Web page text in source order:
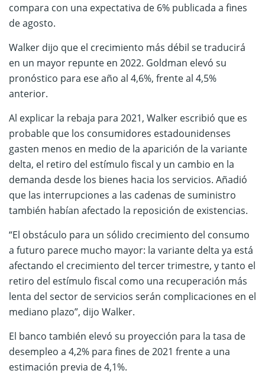
compara con una expectativa de 6% publicada a fines
de agosto.
Walker dijo que el crecimiento más débil se traducirá
en un mayor repunte en 2022. Goldman elevó su
pronóstico para ese año al 4,6%, frente al 4,5%
anterior.
Al explicar la rebaja para 2021, Walker escribió que es
probable que los consumidores estadounidenses
gasten menos en medio de la aparición de la variante
delta, el retiro del estímulo fiscal y un cambio en la
demanda desde los bienes hacia los servicios. Añadió
que las interrupciones a las cadenas de suministro
también habían afectado la reposición de existencias.
“El obstáculo para un sólido crecimiento del consumo
a futuro parece mucho mayor: la variante delta ya está
afectando el crecimiento del tercer trimestre, y tanto el
retiro del estímulo fiscal como una recuperación más
lenta del sector de servicios serán complicaciones en el
mediano plazo”, dijo Walker.
El banco también elevó su proyección para la tasa de
desempleo a 4,2% para fines de 2021 frente a una
estimación previa de 4,1%.